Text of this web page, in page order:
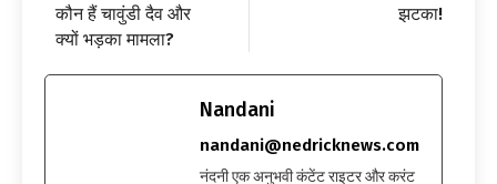
कौन हैं चावुंडी दैव और
क्यों भड़का मामला?
झटका!
Nandani
nandani@nedricknews.com
नंदनी एक अनुभवी कंटेंट राइटर और करंट